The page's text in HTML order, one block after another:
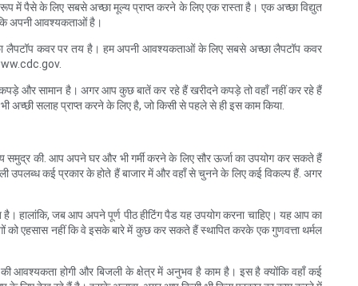
में पैसे के लिए सबसे अच्छा मूल्य प्राप्त करने के लिए एक रास्ता है। एक अच्छा विद्युत
अपनी आवश्यकताओं है।
लैपटॉप कवर पर तय है। हम अपनी आवश्यकताओं के लिए सबसे अच्छा लैपटॉप कवर
और सामान है। अगर आप कुछ बातें कर रहे हैं खरीदने कपड़े तो वहाँ नहीं कर रहे हैं
सलाह प्राप्त करने के लिए है, जो किसी से पहले से ही इस काम किया.
की. आप अपने घर और भी गर्मी करने के लिए सौर ऊर्जा का उपयोग कर सकते हैं
उपलब्ध कई प्रकार के होते हैं बाजार में और वहाँ से चुनने के लिए कई विकल्प हैं. अगर
है। हालांकि, जब आप अपने पूर्ण पीठ हीटिंग पैड यह उपयोग करना चाहिए। यह आप का
एहसास नहीं कि वे इसके बारे में कुछ कर सकते हैं स्थापित करके एक गुणवत्ता थर्मल
आवश्यकता होगी और बिजली के क्षेत्र में अनुभव है काम है। इस है क्योंकि वहाँ कई